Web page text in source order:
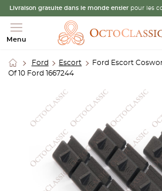
Livraison gratuite dans le monde entier pour les
Menu
Ford Escort
Ford Escort
Of 10 Ford 1667244